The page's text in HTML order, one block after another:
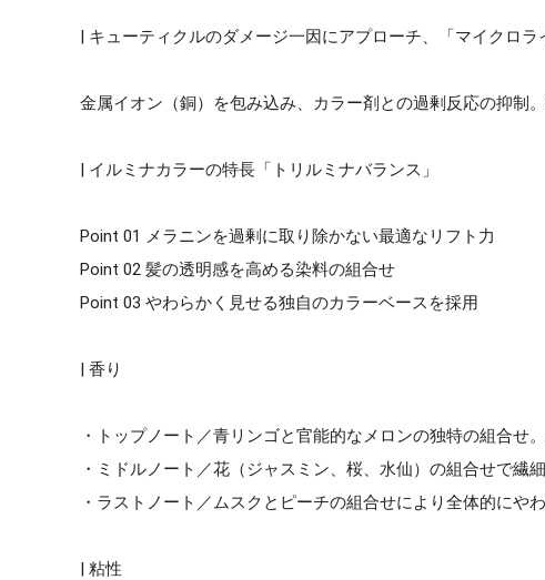
| キューティクルのダメージ一因にアプローチ、「マイクロラ
金属イオン（銅）を包み込み、カラー剤との過剰反応の抑制
| イルミナカラーの特長「トリルミナバランス」
Point 01 メラニンを過剰に取り除かない最適なリフト力
Point 02 髪の透明感を高める染料の組合せ
Point 03 やわらかく見せる独自のカラーベースを採用
| 香り
・トップノート／青リンゴと官能的なメロンの独特の組合せ
・ミドルノート／花（ジャスミン、桜、水仙）の組合せで繊
・ラストノート／ムスクとピーチの組合せにより全体的にや
| 粘性